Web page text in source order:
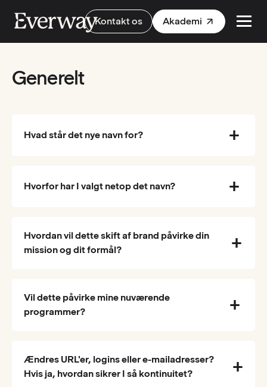
Kontakt os Akademi
Generelt
Hvad står det nye navn for?
Hvorfor har I valgt netop det navn?
Hvordan vil dette skift af brand påvirke din
mission og dit formål?
Vil dette påvirke mine nuværende
programmer?
Ændres URL'er, logins eller e-mailadresser?
Hvis ja, hvordan sikrer I så kontinuitet?